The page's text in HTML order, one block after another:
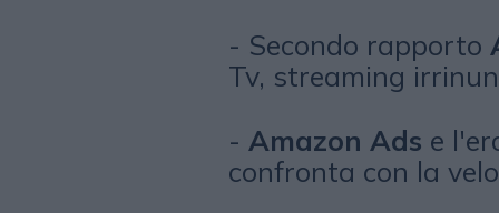
- Secondo rapporto
Tv, streaming
- Amazon Ads e
confronta con la